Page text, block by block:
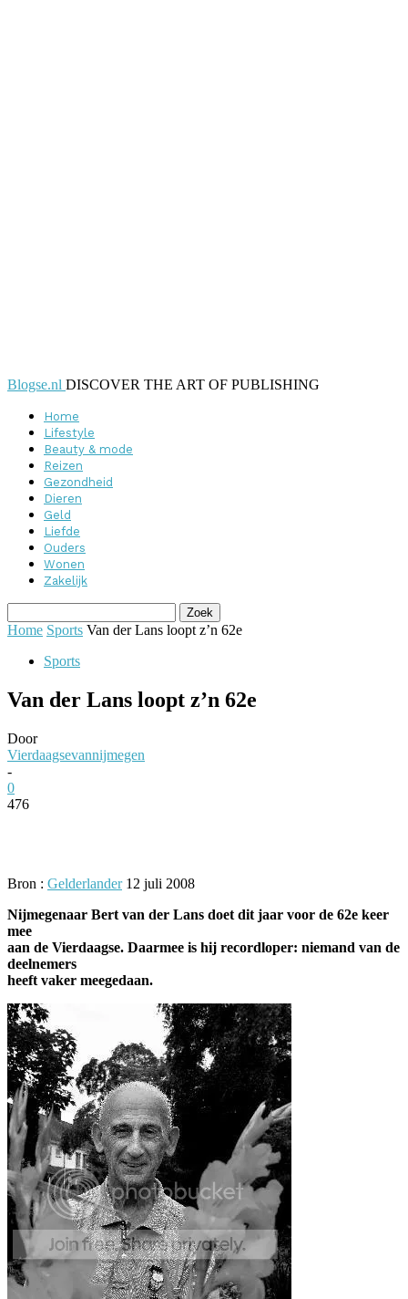
Blogse.nl DISCOVER THE ART OF PUBLISHING
Home
Lifestyle
Beauty & mode
Reizen
Gezondheid
Dieren
Geld
Liefde
Ouders
Wonen
Zakelijk
Home Sports Van der Lans loopt z’n 62e
Sports
Van der Lans loopt z’n 62e
Door
Vierdaagsevannijmegen
-
0
476
Bron : Gelderlander12 juli 2008
Nijmegenaar Bert van der Lans doet dit jaar voor de 62e keer
mee
aan de Vierdaagse. Daarmee is hij recordloper: niemand van de
deelnemers
heeft vaker meegedaan.